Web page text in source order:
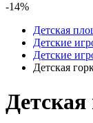
-14%
Детская
Детские
Детские
Детская
Детская